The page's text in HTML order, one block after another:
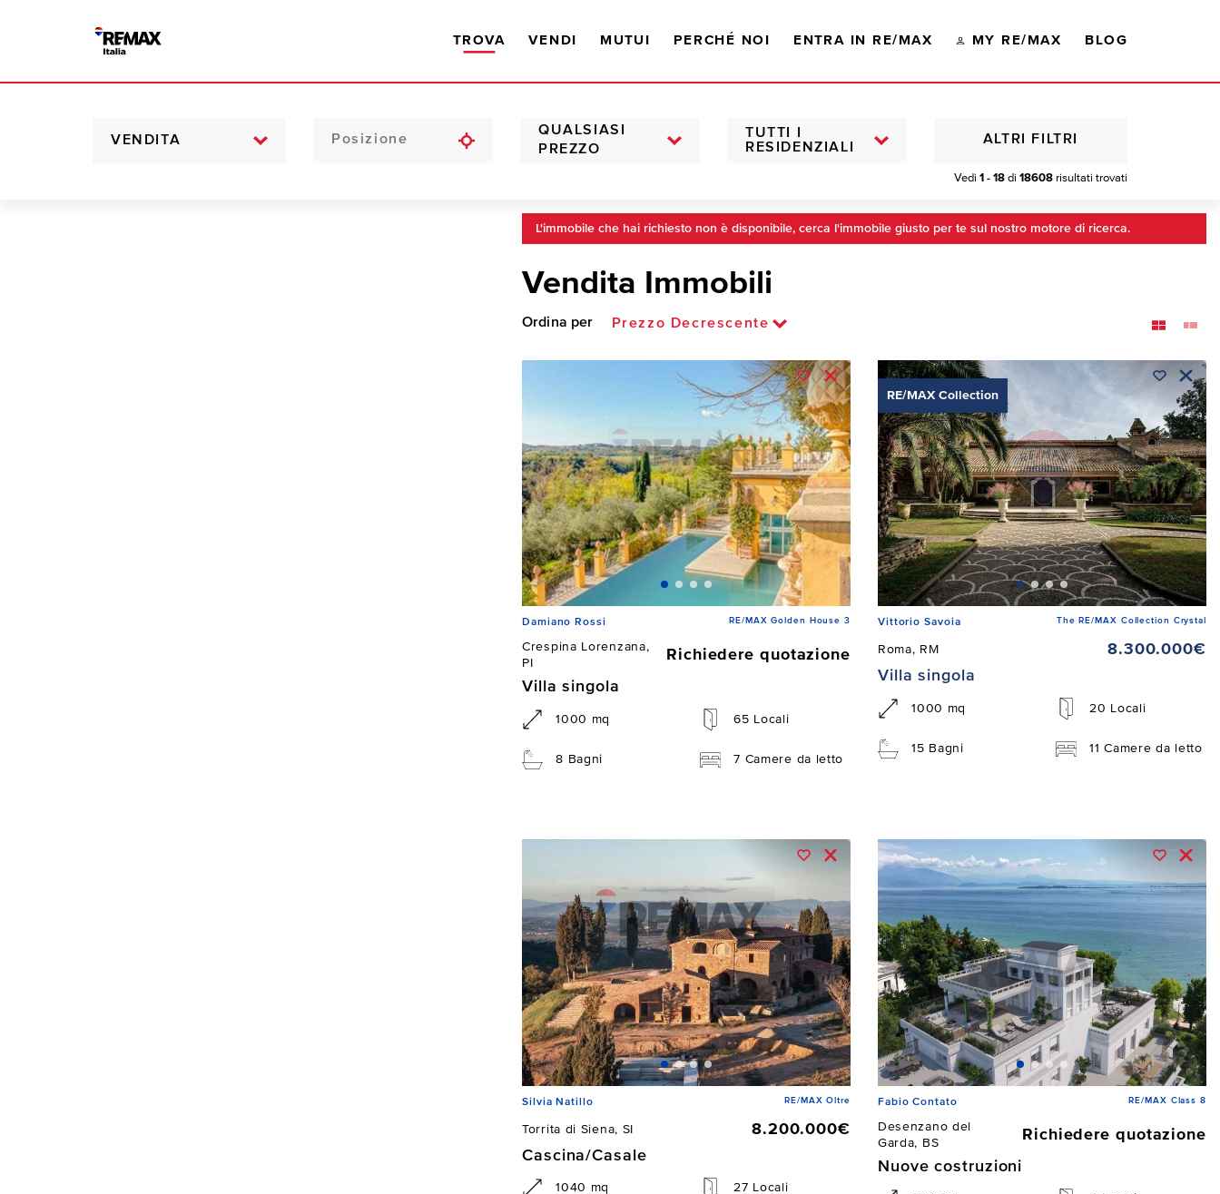
TROVA VENDI MUTUI PERCHÉ NOI ENTRA IN RE/MAX MY RE/MAX BLOG
VENDITA
QUALSIASI
PREZZO
TUTTI I
RESIDENZIALI
Vedi 1 - 18 di 18608 risultati trovati
ALTRI FILTRI
L'immobile che hai richiesto non è disponibile, cerca l'immobile giusto per te sul nostro motore di ricerca.
Vendita Immobili
Ordina per Prezzo Decrescente
Damiano Rossi RE/MAX Golden House 3
Crespina Lorenzana,
PI
Richiedere quotazione
Villa singola
1000 mq 65 Locali
8 Bagni 7 Camere da letto
RE/MAX Collection
Vittorio Savoia The RE/MAX Collection Crystal
Roma, RM
8.300.000€
Villa singola
1000 mq 20 Locali
15 Bagni 11 Camere da letto
Silvia Natillo RE/MAX Oltre
Torrita di Siena, SI
8.200.000€
Cascina/Casale
1040 mq 27 Locali
Fabio Contato RE/MAX Class 8
Desenzano del
Garda, BS
Richiedere quotazione
Nuove costruzioni